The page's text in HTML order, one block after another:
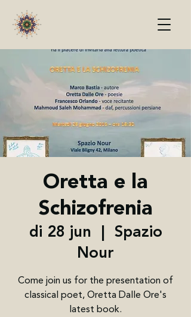
Oretta e la
Schizofrenia
di 28 jun
  |
Spazio
Nour
Come join us for the presentation of
classical poet, Oretta Dalle Ore's
latest book.